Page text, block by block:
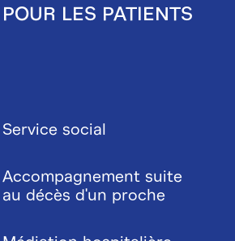
POUR LES PATIENTS
Service social
Accompagnement suite
au décès d'un proche